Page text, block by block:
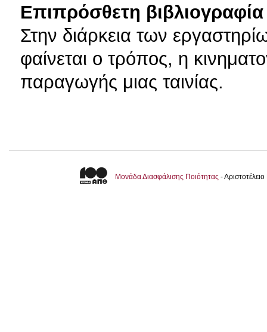
Επιπρόσθετη βιβλιογραφία
Στην διάρκεια των
φαίνεται ο τρόπος, η
παραγωγής μιας ταινίας.
Μονάδα Διασφάλισης Ποιότητας -